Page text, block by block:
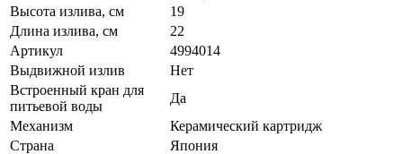
Высота излива, см
19
Длина излива, см
22
Артикул
4994014
Выдвижной излив
Нет
Встроенный кран для
питьевой воды
Да
Механизм
Керамический картридж
Страна
Япония